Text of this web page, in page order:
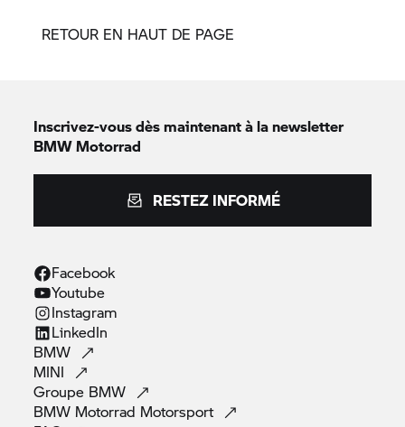
RETOUR EN HAUT DE PAGE
Inscrivez-vous dès maintenant à la newsletter
BMW Motorrad
RESTEZ INFORMÉ
Facebook
Youtube
Instagram
LinkedIn
BMW
MINI
Groupe BMW
BMW Motorrad Motorsport